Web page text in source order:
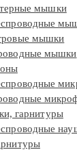
мышки
мышки
мышки
гарнитуры